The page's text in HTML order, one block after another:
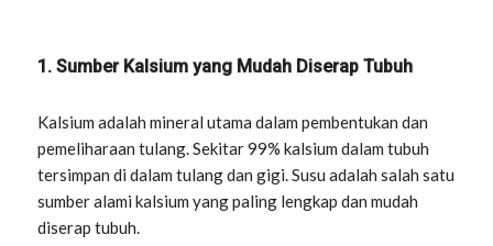
1. Sumber Kalsium yang Mudah Diserap Tubuh
Kalsium adalah mineral utama dalam pembentukan dan
pemeliharaan tulang. Sekitar 99% kalsium dalam tubuh
tersimpan di dalam tulang dan gigi. Susu adalah salah satu
sumber alami kalsium yang paling lengkap dan mudah
diserap tubuh.